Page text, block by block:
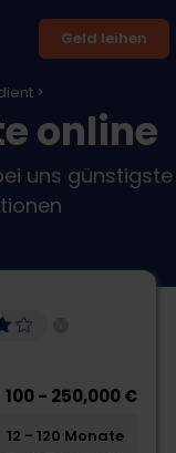
Geld leihen
>
online
uns günstigste
100 - 250,000 €
12 - 120 Monate